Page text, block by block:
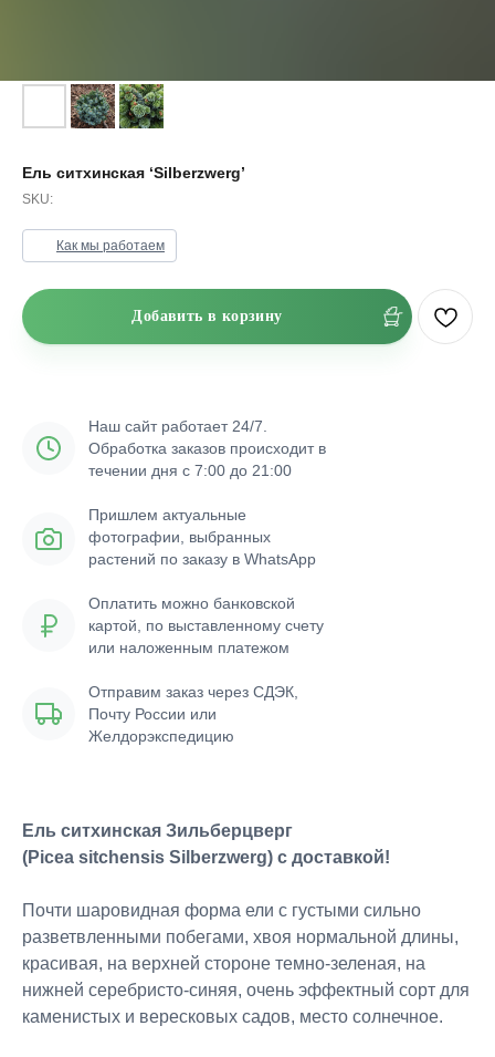
Ель ситхинская ‘Silberzwerg’
SKU:
Как мы работаем
Добавить в корзину
Наш сайт работает 24/7.
Обработка заказов происходит в
течении дня с 7:00 до 21:00
Пришлем актуальные
фотографии, выбранных
растений по заказу в WhatsApp
Отправим заказ через СДЭК,
Почту России или
Желдорэкспедицию
Оплатить можно банковской
картой, по выставленному счету
или наложенным платежом
Ель ситхинская Зильберцверг
(Picea sitchensis Silberzwerg) с доставкой!
Почти шаровидная форма ели с густыми сильно
разветвленными побегами, хвоя нормальной длины,
красивая, на верхней стороне темно-зеленая, на
нижней серебристо-синяя, очень эффектный сорт для
каменистых и вересковых садов, место солнечное.